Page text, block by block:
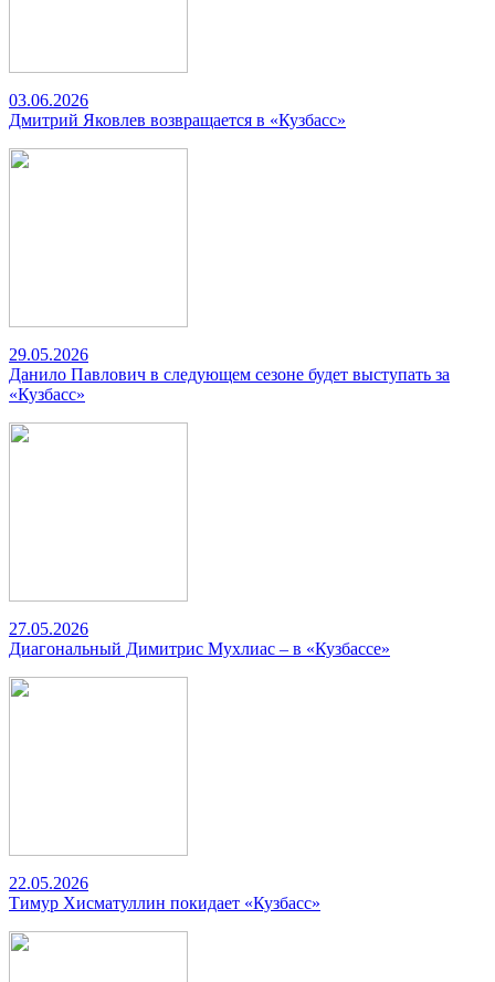
03.06.2026
Дмитрий Яковлев возвращается в «Кузбасс»
29.05.2026
Данило Павлович в следующем сезоне будет выступать за
«Кузбасс»
27.05.2026
Диагональный Димитрис Мухлиас – в «Кузбассе»
22.05.2026
Тимур Хисматуллин покидает «Кузбасс»